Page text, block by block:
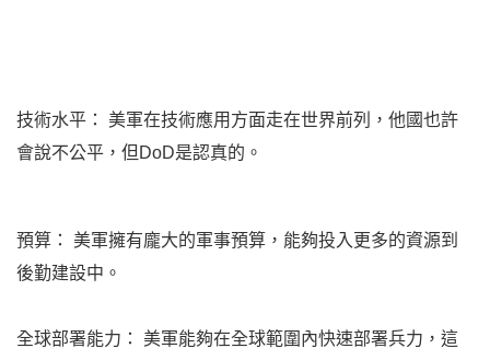
技術水平： 美軍在技術應用方面走在世界前列，他國也許
會說不公平，但DoD是認真的。
預算： 美軍擁有龐大的軍事預算，能夠投入更多的資源到
後勤建設中。
全球部署能力： 美軍能夠在全球範圍內快速部署兵力，這